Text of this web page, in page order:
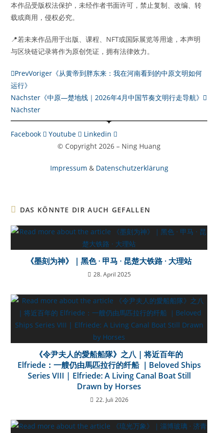
本作品受版权法保护，未经作者书面许可，禁止复制、改编、转
载或商用，侵权必究。
📍若未来作品用于出版、课程、NFT或国际展览等用途，本声明
与区块链记录将作为原创凭证，拥有法律效力。
PrevVoriger 《从黄帝到胖东来：我在河南看到的中原文明如何
运行》
Nächster 《中原—楚地线｜2026年4月中国节奏文明行走导航》
Nächster
Facebook Youtube
Linkedin
© Copyright 2026 – Ning Huang
Impressum & Datenschutzerklärung
DAS KÖNNTE DIR AUCH GEFALLEN
《墨刻为神》｜黑色 · 甲马 · 昆楚大铁路 · 大理站
28. April 2025
《令尹夫人的愛船船隊》之八｜将近百年的
Elfriede：一艘仍由馬匹拉行的纤船 ｜Beloved Ships
Series VIII | Elfriede: A Living Canal Boat Still
Drawn by Horses
22. Juli 2026